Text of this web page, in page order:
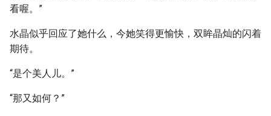
看喔。”
水晶似乎回应了她什么，今她笑得更愉快，双眸晶灿的闪着
期待。
“是个美人儿。”
“那又如何？”